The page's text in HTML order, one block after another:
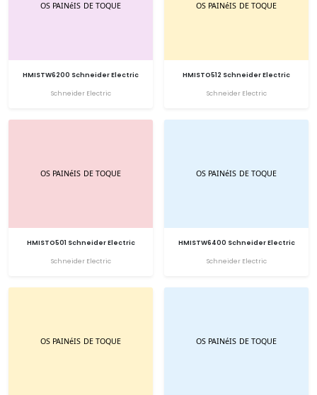
HMISTW6200 Schneider Electric
Schneider Electric
HMISTO512 Schneider Electric
Schneider Electric
HMISTO501 Schneider Electric
Schneider Electric
HMISTW6400 Schneider Electric
Schneider Electric